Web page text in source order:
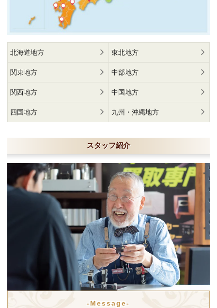
北海道地方 東北地方
関東地方 中部地方
関西地方 中国地方
四国地方 九州・沖縄地方
スタッフ紹介
-Message-